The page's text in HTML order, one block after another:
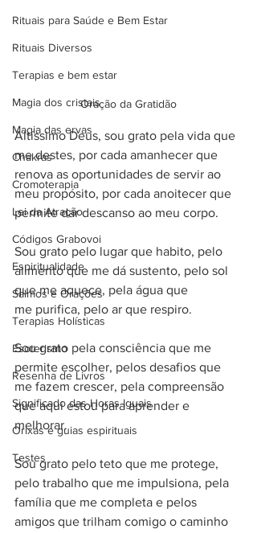
Rituais para Saúde e Bem Estar
Rituais Diversos
Terapias e bem estar
Magia dos cristais
Magia das ervas
Chakras
Cromoterapia
Lei da Atração
Códigos Grabovoi
Espiritualidade
Salmos e Orações
Terapias Holísticas
Esoterismo
Resenha de Livros
Significado das Horas Iguais
Orixás e guias espirituais
Testes
Oração da Gratidão
Altíssimo Deus, sou grato pela vida que
me destes, por cada amanhecer que
renova as oportunidades de servir ao
meu propósito, por cada anoitecer que
permite dar descanso ao meu corpo.
Sou grato pelo lugar que habito, pelo
alimento que me dá sustento, pelo sol
que me aquece, pela água que
me purifica, pelo ar que respiro.
Sou grato pela consciência que me
permite escolher, pelos desafios que
me fazem crescer, pela compreensão
que aqui estou para aprender e
melhorar.
Sou grato pelo teto que me protege,
pelo trabalho que me impulsiona, pela
família que me completa e pelos
amigos que trilham comigo o caminho